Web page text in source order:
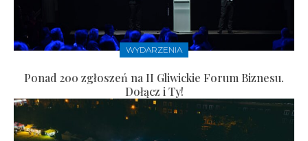
WYDARZENIA
Ponad 200 zgłoszeń na II Gliwickie Forum Biznesu.
Dołącz i Ty!